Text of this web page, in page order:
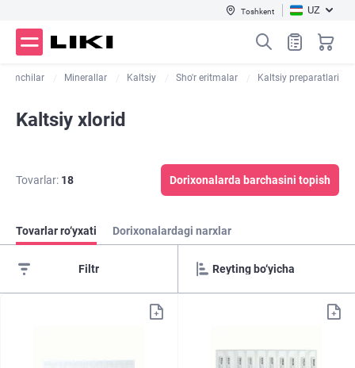
Toshkent UZ
tomchilar Minerallar Kaltsiy Sho'r eritmalar Kaltsiy preparatlari
Kaltsiy xlorid
Tovarlar: 18 Dorixonalarda barchasini topish
Tovarlar ro‘yxati Dorixonalardagi narxlar
Filtr